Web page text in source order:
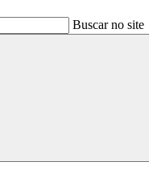
Buscar no site
Buscar